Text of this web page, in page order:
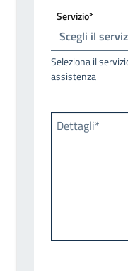
Servizio*
Seleziona il
assistenza
Dettagli*